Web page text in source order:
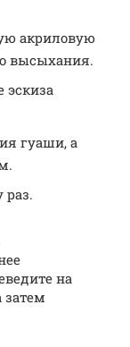
акриловую
высыхания.
эскиза
гуаши, а
раз.
на